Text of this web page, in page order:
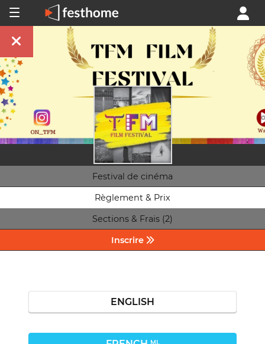
Festival de cinéma
Règlement & Prix
Sections & Frais (2)
Inscrire
ENGLISH